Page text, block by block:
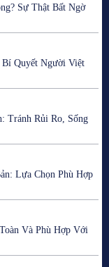
Sự Thật Bất Ngờ
Quyết Người Việt
Tránh Rủi Ro, Sống
Lựa Chọn Phù Hợp
Và Phù Hợp Với